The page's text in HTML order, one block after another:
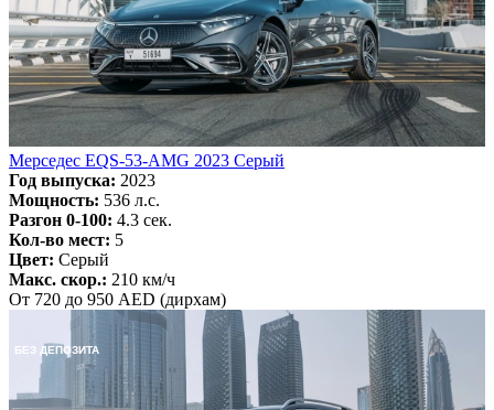
Мерседес EQS-53-AMG 2023 Серый
Год выпуска: 2023
Мощность: 536 л.с.
Разгон 0-100: 4.3 сек.
Кол-во мест: 5
Цвет: Серый
Макс. скор.: 210 км/ч
От 720 до 950 AED (дирхам)
БЕЗ ДЕПОЗИТА